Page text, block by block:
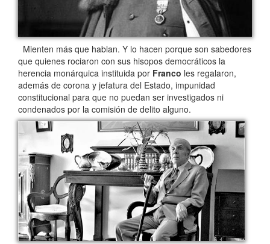
Mienten más que hablan. Y lo hacen porque son sabedores
que quienes rociaron con sus hisopos democráticos la
herencia monárquica instituida por Franco les regalaron,
además de corona y jefatura del Estado, impunidad
constitucional para que no puedan ser investigados ni
condenados por la comisión de delito alguno.